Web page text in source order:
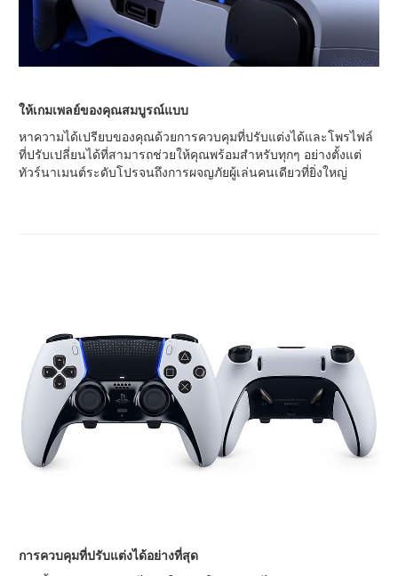
ให้เกมเพลย์ของคุณสมบูรณ์แบบ
หาความได้เปรียบของคุณด้วยการควบคุมที่ปรับแต่งได้และโพรไฟล์
ที่ปรับเปลี่ยนได้ที่สามารถช่วยให้คุณพร้อมสำหรับทุกๆ อย่างตั้งแต่
ทัวร์นาเมนต์ระดับโปรจนถึงการผจญภัยผู้เล่นคนเดียวที่ยิ่งใหญ่
การควบคุมที่ปรับแต่งได้อย่างที่สุด